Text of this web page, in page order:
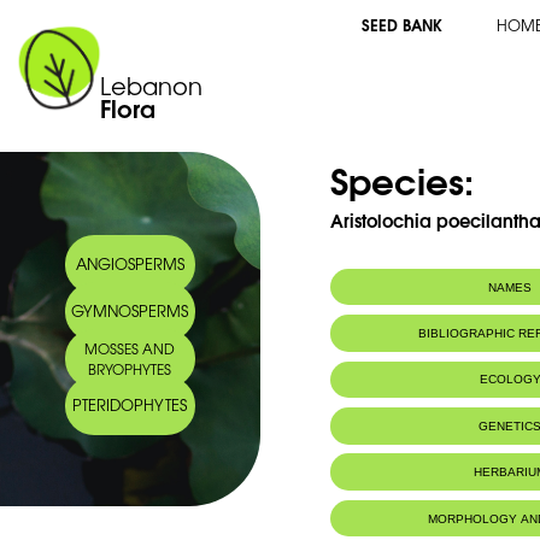
Lebanon
Flora
SEED BANK
ANGIOSPERMS
GYMNOSPERMS
MOSSES AND
BRYOPHYTES
PTERIDOPHYTES
Species:
Aristolochia poecilantha
NAMES
Arabic name: ‎زراوند مبقع الزهر
BIBLIOGRAPHIC
ECOLOGY
Lebanon,
MORPHOLOGY